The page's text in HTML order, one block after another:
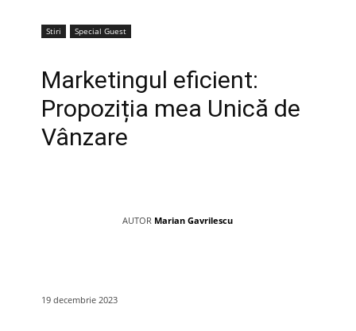
Stiri Special Guest
Marketingul eficient:
Propoziția mea Unică de
Vânzare
AUTOR Marian Gavrilescu
19 decembrie 2023